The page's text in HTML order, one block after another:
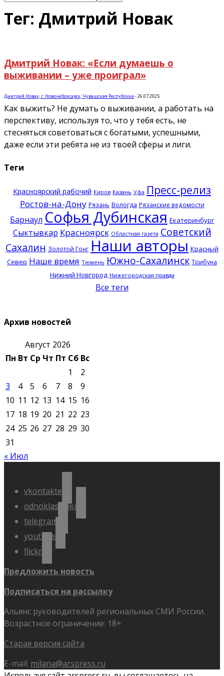
Тег: Дмитрий Новак
Дмитрий Новак: «Если думаешь о
выживании – уже проиграл»
Дмитрий Новак, г. Новочебоксарск, Чувашская Республика -26.07.2025
Как выжить? Не думать о выживании, а работать на
перспективу, используя то, что у тебя есть, не
стесняться советоваться с богатыми, успешными,
даже если эти ребята не из твоей сферы и лиги.
Теги
Красноярский рабочий Киров Казань Уфа Пресс-релиз
Ростов-на-Дону Рязань Вологда Рязанские ведомости
Барнаул Софья Дубинская Екатеринбург
Сыктывкар Красноярск Областная газета Советский
Сахалин Золотой Гонг Наши авторы Красный
Север Наше время Тюмень Южно-Сахалинск Трибуна
Нижний Новгород Нижегородская правда
Все теги
Архив новостей
Август 2026
Пн Вт Ср Чт Пт Сб Вс
1
2
3
4 5 6 7 8
9
10 11 12 13 14 15 16
17 18 19 20 21 22 23
24 25 26 27 28 29 30
31
« Июл
vkontakte
odnoklassniki
telegram
youtube
flickr
Предложить новость
Подписаться на рассылку
Альянс руководителей региональных СМИ России.
Возрастное ограничение: 18+
Старая версия сайта
E-mail: milana@arspress.ru